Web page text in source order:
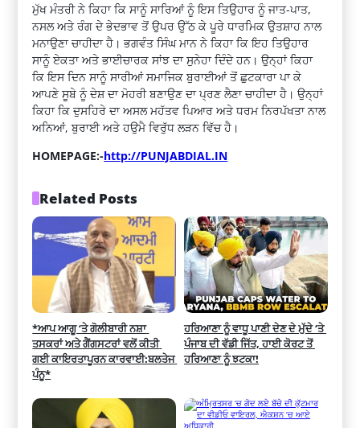
ਮੁੱਖ ਮੰਤਰੀ ਨੇ ਕਿਹਾ ਕਿ ਸਾਨੂੰ ਸਾਰਿਆਂ ਨੂੰ ਇਸ ਤਿਉਹਾਰ ਨੂੰ ਜਾਤ-ਪਾਤ,
ਨਸਲ ਅਤੇ ਰੰਗ ਦੇ ਭੇਦਭਾਵ ਤੋਂ ਉਪਰ ਉੱਠ ਕੇ ਪੂਰੇ ਧਾਰਮਿਕ ਉਤਸ਼ਾਹ ਨਾਲ
ਮਨਾਉਣਾ ਚਾਹੀਦਾ ਹੈ। ਭਗਵੰਤ ਸਿੰਘ ਮਾਨ ਨੇ ਕਿਹਾ ਕਿ ਇਹ ਤਿਉਹਾਰ
ਸਾਨੂੰ ਏਕਤਾ ਅਤੇ ਭਾਈਚਾਰਕ ਸਾਂਝ ਦਾ ਸੁਨੇਹਾ ਦਿੰਦੇ ਹਨ। ਉਨ੍ਹਾਂ ਕਿਹਾ
ਕਿ ਇਸ ਦਿਨ ਸਾਨੂੰ ਸਾਰੀਆਂ ਸਮਾਜਿਕ ਬੁਰਾਈਆਂ ਤੋਂ ਛੁਟਕਾਰਾ ਪਾ ਕੇ
ਆਪਣੇ ਸੂਬੇ ਨੂੰ ਦੇਸ਼ ਦਾ ਮੋਹਰੀ ਬਣਾਉਣ ਦਾ ਪ੍ਰਣ ਲੈਣਾ ਚਾਹੀਦਾ ਹੈ। ਉਨ੍ਹਾਂ
ਕਿਹਾ ਕਿ ਦੁਸਹਿਰੇ ਦਾ ਅਸਲ ਮਹੱਤਵ ਪਿਆਰ ਅਤੇ ਧਰਮ ਨਿਰਪੱਖਤਾ ਨਾਲ
ਅਨਿਆਂ, ਬੁਰਾਈ ਅਤੇ ਹਉਮੈ ਵਿਰੁੱਧ ਲੜਨ ਵਿੱਚ ਹੈ।
HOMEPAGE:-http://PUNJABDIAL.IN
Related Posts
*ਆਪ ਆਗੂ ‘ਤੇ ਗੋਲੀਬਾਰੀ ਨਸ਼ਾ
ਤਸਕਰਾਂ ਅਤੇ ਗੈਂਗਸਟਰਾਂ ਵਲੋਂ ਕੀਤੀ
ਗਈ ਕਾਇਰਤਾਪੂਰਨ ਕਾਰਵਾਈ:ਬਲਤੇਜ
ਪੰਨੂ*
ਹਰਿਆਣਾ ਨੂੰ ਵਾਧੂ ਪਾਣੀ ਦੇਣ ਦੇ ਮੁੱਦੇ ‘ਤੇ
ਪੰਜਾਬ ਦੀ ਵੱਡੀ ਜਿੱਤ, ਹਾਈ ਕੋਰਟ ਤੋਂ
ਹਰਿਆਣਾ ਨੂੰ ਝਟਕਾ!